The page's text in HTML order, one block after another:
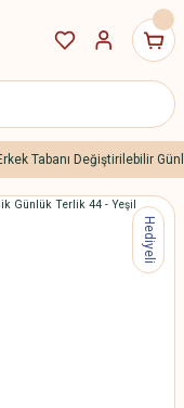
Tabanı Değiştirilebilir
Hediyeli